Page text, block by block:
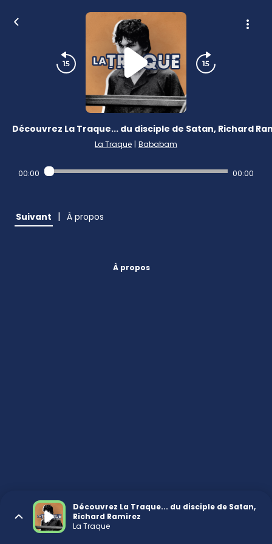
Découvrez La Traque... du disciple de Satan, Richard
La Traque | Bababam
00:00 00:00
Suivant | À propos
À propos
Découvrez La Traque... du disciple de Satan,
Richard Ramirez
La Traque